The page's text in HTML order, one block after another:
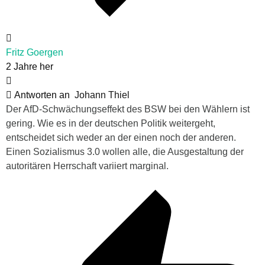
Fritz Goergen
2 Jahre her
Antworten an Johann Thiel
Der AfD-Schwächungseffekt des BSW bei den Wählern ist
gering. Wie es in der deutschen Politik weitergeht,
entscheidet sich weder an der einen noch der anderen.
Einen Sozialismus 3.0 wollen alle, die Ausgestaltung der
autoritären Herrschaft variiert marginal.